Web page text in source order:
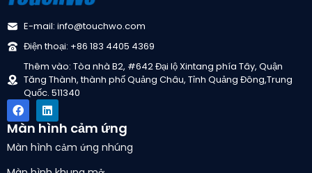
E-mail: info@touchwo.com
Điện thoại: +86 183 4405 4369
Thêm vào: Tòa nhà B2, #642 Đại lộ Xintang phía Tây, Quận
Tăng Thành, thành phố Quảng Châu, Tỉnh Quảng Đông,Trung
Quốc. 511340
Màn hình cảm ứng
Màn hình cảm ứng nhúng